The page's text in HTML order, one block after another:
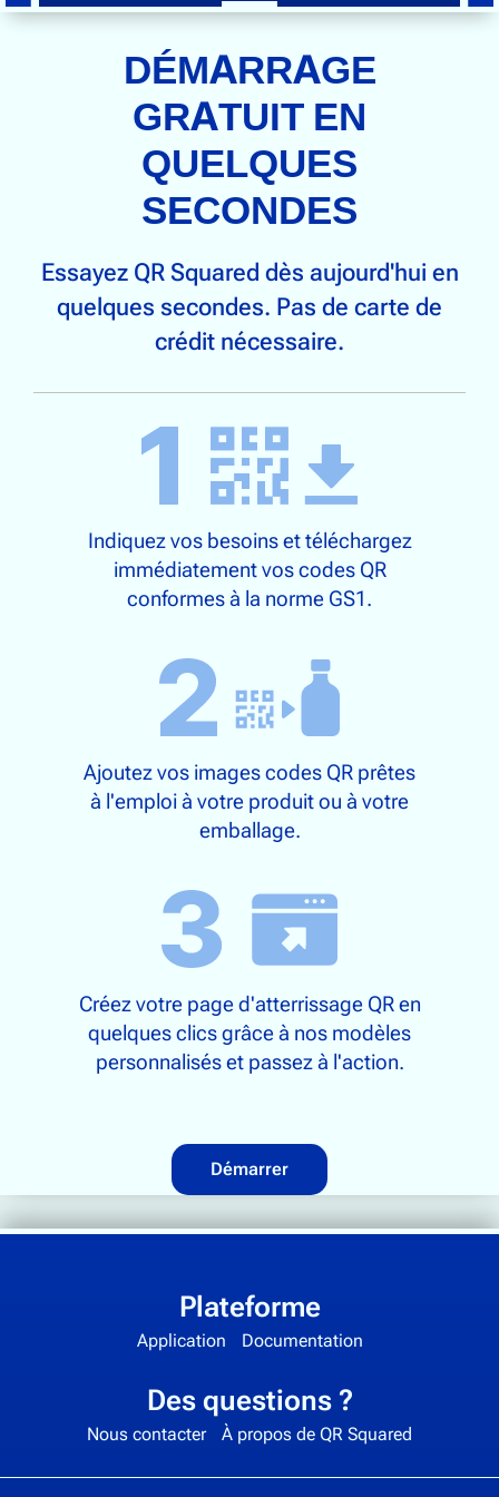
DÉMARRAGE
GRATUIT EN
QUELQUES
SECONDES
Essayez QR Squared dès aujourd'hui en
quelques secondes. Pas de carte de
crédit nécessaire.
Indiquez vos besoins et téléchargez
immédiatement vos codes QR
conformes à la norme GS1.
Ajoutez vos images codes QR prêtes
à l'emploi à votre produit ou à votre
emballage.
Créez votre page d'atterrissage QR en
quelques clics grâce à nos modèles
personnalisés et passez à l'action.
Démarrer
Plateforme
Application Documentation
Des questions ?
Nous contacter À propos de QR Squared